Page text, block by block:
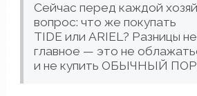
Сейчас перед каждой
вопрос: что же покупать
TIDE или ARIEL? Разницы
главное — это не
и не купить ОБЫЧНЫЙ